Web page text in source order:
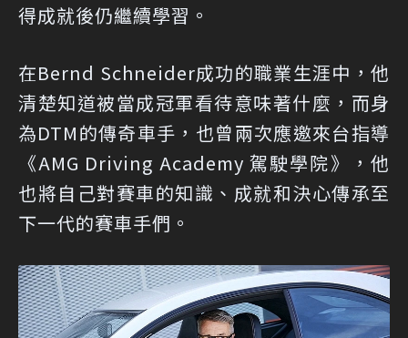
得成就後仍繼續學習。
在Bernd Schneider成功的職業生涯中，他
清楚知道被當成冠軍看待意味著什麼，而身
為DTM的傳奇車手，也曾兩次應邀來台指導
《AMG Driving Academy 駕駛學院》，他
也將自己對賽車的知識、成就和決心傳承至
下一代的賽車手們。